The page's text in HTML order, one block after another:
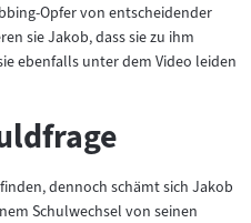
Opfer von entscheidender
sie Jakob, dass sie zu ihm
ebenfalls unter dem Video leiden
dennoch schämt sich Jakob
Schulwechsel von seinen